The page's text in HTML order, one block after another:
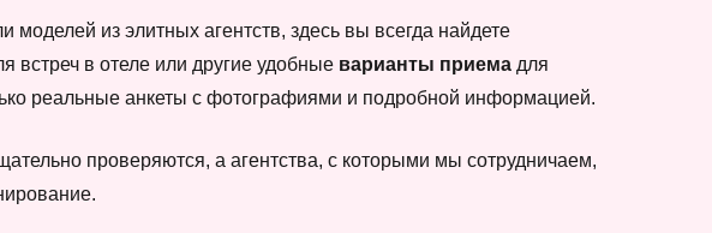
из элитных агентств, здесь вы всегда найдете
встреч в отеле или другие удобные варианты приема для
реальные анкеты с фотографиями и подробной информацией.
проверяются, а агентства, с которыми мы сотрудничаем,